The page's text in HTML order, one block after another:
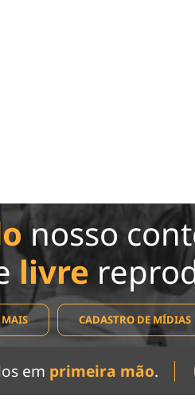
nosso
livre
CADASTRO DE MÍDIAS
em primeira mão.